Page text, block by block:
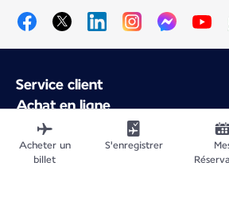
Service client
Achat en ligne
Programme de fidélité et
À propos d'Air France
Application Mobile Air France
Acheter un
billet
S'enregistrer